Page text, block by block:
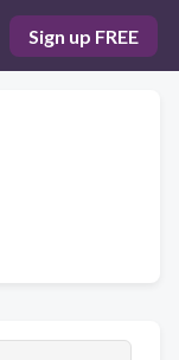
Sign up FREE